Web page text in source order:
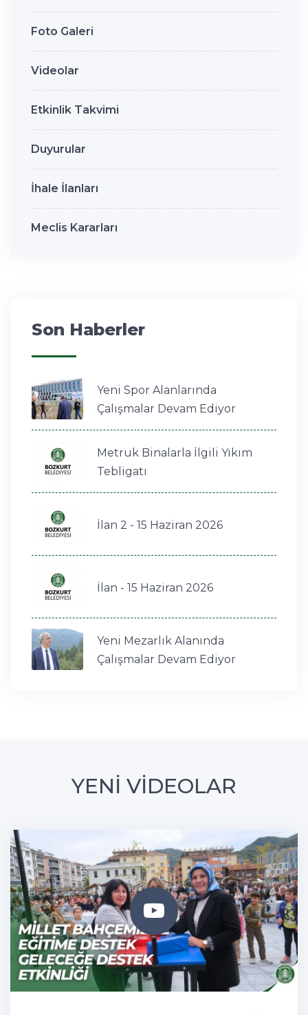
Foto Galeri
Videolar
Etkinlik Takvimi
Duyurular
İhale İlanları
Meclis Kararları
Son Haberler
Yeni Spor Alanlarında
Çalışmalar Devam Ediyor
Metruk Binalarla İlgili Yıkım
Tebligatı
İlan 2 - 15 Haziran 2026
İlan - 15 Haziran 2026
Yeni Mezarlık Alanında
Çalışmalar Devam Ediyor
YENİ VİDEOLAR